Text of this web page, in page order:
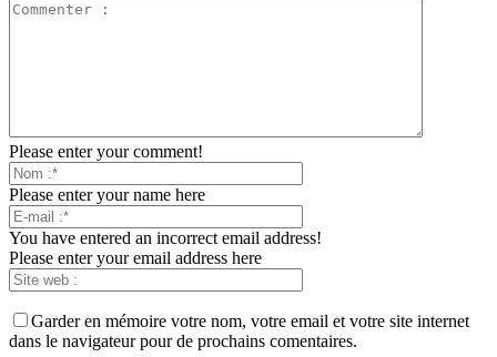
Please enter your comment!
Please enter your name here
You have entered an incorrect email address!
Please enter your email address here
Garder en mémoire votre nom, votre email et votre site internet
dans le navigateur pour de prochains comentaires.